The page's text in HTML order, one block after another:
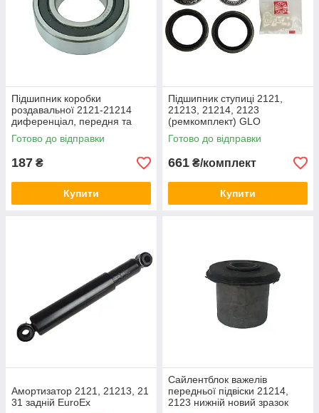
Підшипник коробки
роздавальної 2121-21214
диференціал, передня та
задня опора (з канавкою)
3SPZ
Готово до відправки
187 ₴
Купити
Підшипник ступиці 2121,
21213, 21214, 2123
(ремкомплект) GLO
Готово до відправки
661 ₴/комплект
Купити
Амортизатор 2121, 21213, 21
31 заднiй EuroEx
Сайлентблок важелів
передньої підвіски 21214,
2123 нижній новий зразок